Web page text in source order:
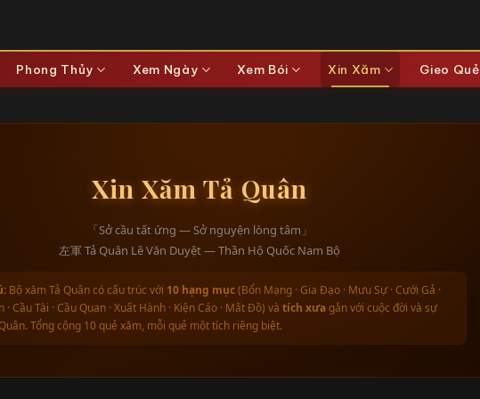
Phong Thủy Xem Ngày Xem Bói Xin Xăm Gieo Quẻ
Xin Xăm Tả Quân
「Sở cầu tất ứng — Sở nguyện lòng tâm」
左軍 Tả Quân Lê Văn Duyệt — Thần Hộ Quốc Nam Bộ
Bộ xăm Tả Quân có cấu trúc với 10 hạng mục(Bổn Mạng · Gia Đạo · Mưu Sự · Cưới Gả ·
Cầu Tài · Cầu Quan · Xuất Hành · Kiện Cáo · Mất Đồ) và tích xưagắn với cuộc đời và sự
Tổng cộng 10 quẻ xăm, mỗi quẻ một tích riêng biệt.